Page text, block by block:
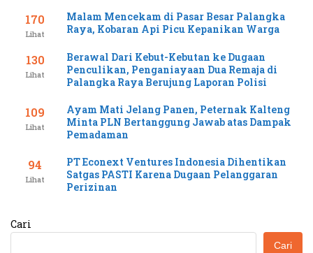
170
Lihat
Malam Mencekam di Pasar Besar Palangka
Raya, Kobaran Api Picu Kepanikan Warga
130
Lihat
Berawal Dari Kebut-Kebutan ke Dugaan
Penculikan, Penganiayaan Dua Remaja di
Palangka Raya Berujung Laporan Polisi
109
Lihat
Ayam Mati Jelang Panen, Peternak Kalteng
Minta PLN Bertanggung Jawab atas Dampak
Pemadaman
94
Lihat
PT Econext Ventures Indonesia Dihentikan
Satgas PASTI Karena Dugaan Pelanggaran
Perizinan
Cari
Cari